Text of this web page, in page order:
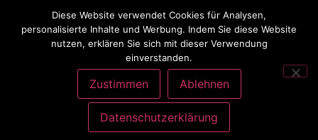
Diese Website verwendet Cookies für Analysen,
personalisierte Inhalte und Werbung. Indem Sie diese Website
nutzen, erklären Sie sich mit dieser Verwendung
einverstanden.
Zustimmen Ablehnen
Datenschutzerklärung